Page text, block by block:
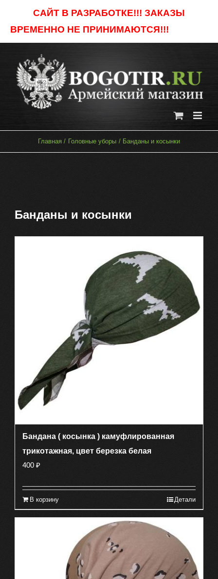
САЙТ В РАЗРАБОТКЕ!!! ЗАКАЗЫ
ВРЕМЕННО НЕ ПРИНИМАЮТСЯ!!!
content
Главная Головные уборы Банданы и косынки
Банданы и косынки
Бандана ( косынка ) камуфлированная
трикотажная, цвет березка белая
400 ₽
В корзину Детали